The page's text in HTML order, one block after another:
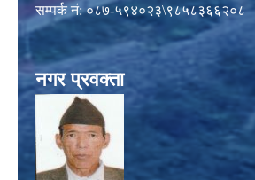
सम्पर्क नं: ०८७-५९४०२३\९८५८३६६२०८
नगर प्रवक्ता